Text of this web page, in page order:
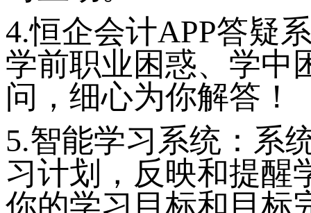
4.恒企会计APP答疑
学前职业困惑、学中
问，细心为你解答！
5.智能学习系统：系
习计划，反映和提醒
你的学习目标和目标